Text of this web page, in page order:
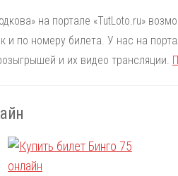
на портале «TutLoto.ru»
и по номеру билета. У нас на
и их видео трансляции.